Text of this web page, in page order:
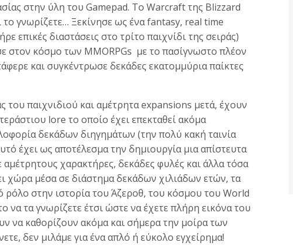
στην ύλη του Gamepad. Το Warcraft της Blizzard
το γνωρίζετε… Ξεκίνησε ως ένα fantasy, real time
επικές διαστάσεις στο τρίτο παιχνίδι της σειράς)
στον κόσμο των MMORPGs με το πασίγνωστο πλέον
και συγκέντρωσε δεκάδες εκατομμύρια παίκτες
του παιχνιδιού και αμέτρητα expansions μετά, έχουν
lore το οποίο έχει επεκταθεί ακόμα
δεκάδων διηγημάτων (την πολύ κακή ταινία
έχει ως αποτέλεσμα την δημιουργία μια απίστευτα
χαρακτήρες, δεκάδες φυλές και άλλα τόσα
χώρα μέσα σε διάστημα δεκάδων χιλιάδων ετών, τα
ρόλο στην ιστορία του Άζεροθ, του κόσμου του World
να τα γνωρίζετε έτσι ώστε να έχετε πλήρη εικόνα του
να καθορίζουν ακόμα και σήμερα την μοίρα των
δεν μιλάμε για ένα απλό ή εύκολο εγχείρημα!